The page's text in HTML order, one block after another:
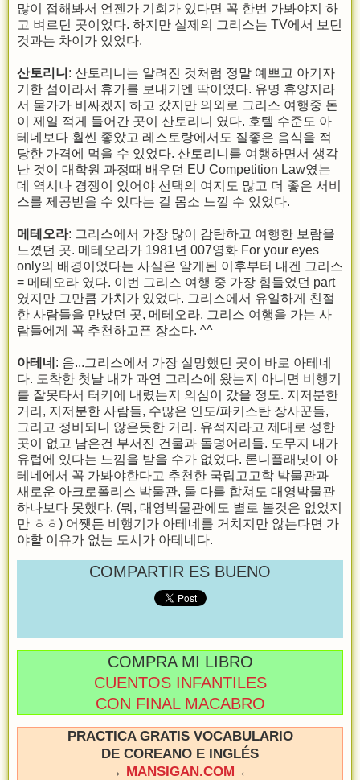
많이 접해봐서 언젠가 기회가 있다면 꼭 한번 가봐야지 하
고 벼르던 곳이었다. 하지만 실제의 그리스는 TV에서 보던
것과는 차이가 있었다.
산토리니 : 산토리니는 알려진 것처럼 정말 예쁘고 아기자
기한 섬이라서 휴가를 보내기엔 딱이였다. 유명 휴양지라
서 물가가 비싸겠지 하고 갔지만 의외로 그리스 여행중 돈
이 제일 적게 들어간 곳이 산토리니 였다. 호텔 수준도 아
테네보다 훨씬 좋았고 레스토랑에서도 질좋은 음식을 적
당한 가격에 먹을 수 있었다. 산토리니를 여행하면서 생각
난 것이 대학원 과정때 배우던 EU Competition Law였는
데 역시나 경쟁이 있어야 선택의 여지도 많고 더 좋은 서비
스를 제공받을 수 있다는 걸 몸소 느낄 수 있었다.
메테오라: 그리스에서 가장 많이 감탄하고 여행한 보람을
느꼈던 곳. 메테오라가 1981년 007영화 For your eyes
only의 배경이었다는 사실은 알게된 이후부터 내겐 그리스
= 메테오라 였다. 이번 그리스 여행 중 가장 힘들었던 part
였지만 그만큼 가치가 있었다. 그리스에서 유일하게 친절
한 사람들을 만났던 곳, 메테오라. 그리스 여행을 가는 사
람들에게 꼭 추천하고픈 장소다. ^^
아테네 : 음...그리스에서 가장 실망했던 곳이 바로 아테네
다. 도착한 첫날 내가 과연 그리스에 왔는지 아니면 비행기
를 잘못타서 터키에 내렸는지 의심이 갔을 정도. 지저분한
거리, 지저분한 사람들, 수많은 인도/파키스탄 장사꾼들,
그리고 정비되니 않은듯한 거리. 유적지라고 제대로 성한
곳이 없고 남은건 부서진 건물과 돌덩어리들. 도무지 내가
유럽에 있다는 느낌을 받을 수가 없었다. 론니플래닛이 아
테네에서 꼭 가봐야한다고 추천한 국립고고학 박물관과
새로운 아크로폴리스 박물관, 둘 다를 합쳐도 대영박물관
하나보다 못했다. (뭐, 대영박물관에도 별로 볼것은 없었지
만 ㅎㅎ) 어쨋든 비행기가 아테네를 거치지만 않는다면 가
야할 이유가 없는 도시가 아테네다.
COMPARTIR ES BUENO
COMPRA MI LIBRO
CUENTOS INFANTILES
CON FINAL MACABRO
PRACTICA GRATIS VOCABULARIO
DE COREANO E INGLÉS
→ MANSIGAN.COM ←